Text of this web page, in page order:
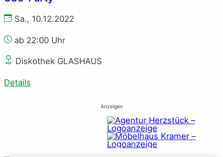
Sa., 10.12.2022
ab 22:00 Uhr
Diskothek GLASHAUS
Details
Anzeigen